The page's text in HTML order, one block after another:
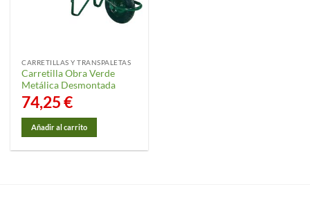
CARRETILLAS Y TRANSPALETAS
Carretilla Obra Verde
Metálica Desmontada
74,25€
Añadir al carrito